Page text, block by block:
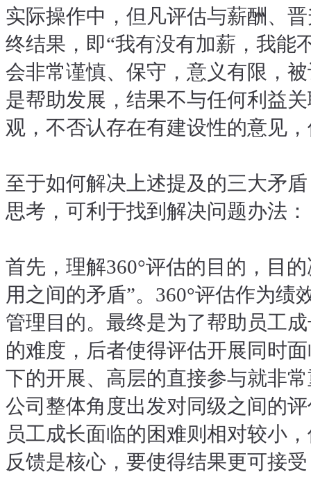
实际操作中，但凡评估与薪酬、
终结果，即“我有没有加薪，我能
会非常谨慎、保守，意义有限，
是帮助发展，结果不与任何利益
观，不否认存在有建设性的意见
至于如何解决上述提及的三大矛
思考，可利于找到解决问题办法：
首先，理解360°评估的目的，目
用之间的矛盾”。360°评估作为
管理目的。最终是为了帮助员工
的难度，后者使得评估开展同时
下的开展、高层的直接参与就非
公司整体角度出发对同级之间的
员工成长面临的困难则相对较小
反馈是核心，要使得结果更可接